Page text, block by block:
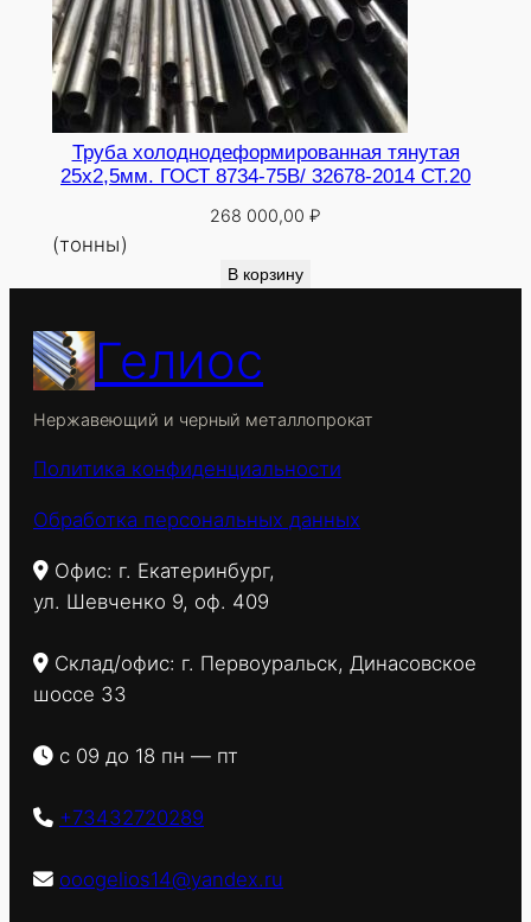
Труба холоднодеформированная тянутая
25х2,5мм. ГОСТ 8734-75В/ 32678-2014 СТ.20
268 000,00 ₽
(тонны)
В корзину
Гелиос
Нержавеющий и черный металлопрокат
Политика конфиденциальности
Обработка персональных данных
Офис: г. Екатеринбург,
ул. Шевченко 9, оф. 409
Склад/офис: г. Первоуральск, Динасовское
шоссе 33
с 09 до 18 пн — пт
+73432720289
ooogelios14@yandex.ru